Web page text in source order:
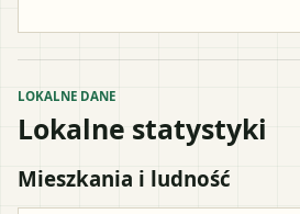
LOKALNE DANE
Lokalne statystyki
Mieszkania i ludność